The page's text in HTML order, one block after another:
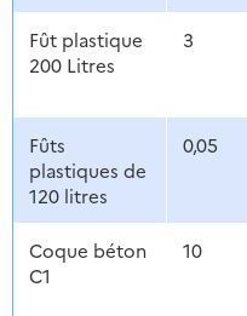
Fût plastique
200 Litres
3
Fûts
plastiques de
120 litres
0,05
Coque béton
C1
10